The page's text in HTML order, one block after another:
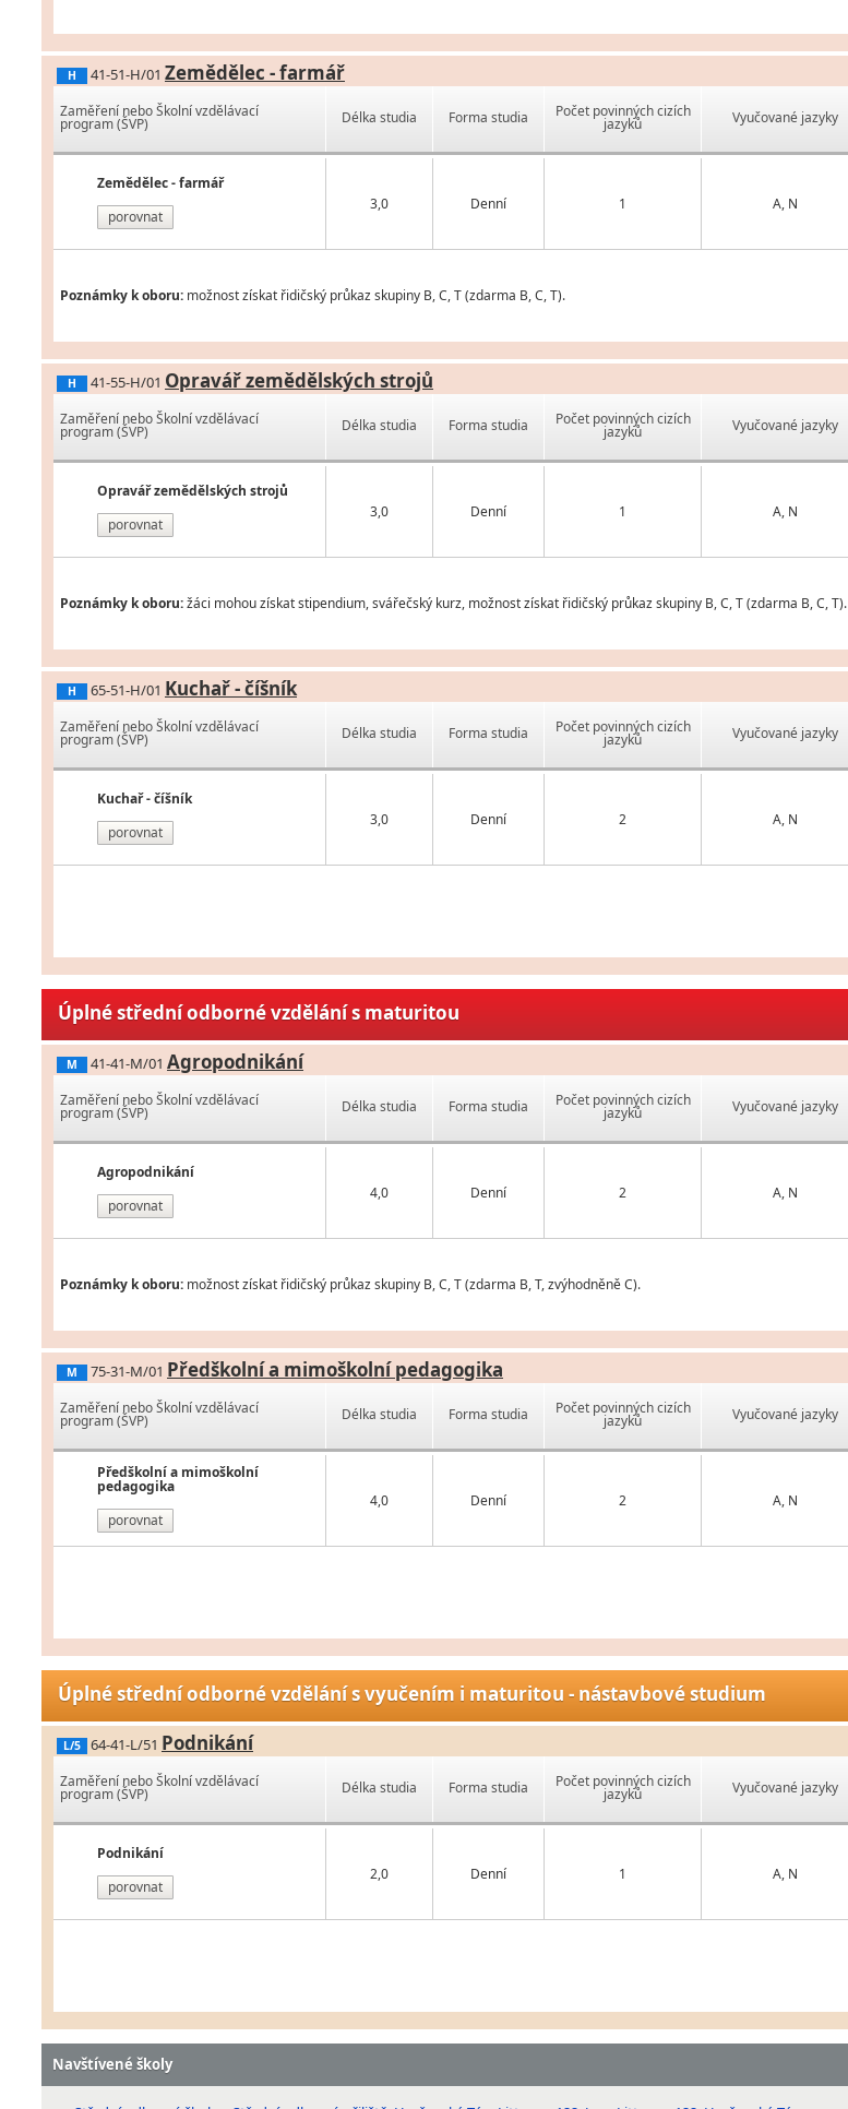
H 41-51-H/01 Zemědělec - farmář
Zaměření nebo Školní vzdělávací
program (ŠVP)
Zemědělec - farmář
porovnat
Délka studia Forma studia Počet povinných cizích
jazyků Vyučované jazyky
3,0 Denní 1 A, N
Poznámky k oboru: možnost získat řidičský průkaz skupiny B, C, T (zdarma B, C, T).
H 41-55-H/01 Opravář zemědělských strojů
Zaměření nebo Školní vzdělávací
program (ŠVP)
Opravář zemědělských strojů
porovnat
Délka studia Forma studia Počet povinných cizích
jazyků Vyučované jazyky
3,0 Denní 1 A, N
Poznámky k oboru:žáci mohou získat stipendium, svářečský kurz, možnost získat řidičský průkaz skupiny B, C, T (zdarma B, C, T).
H 65-51-H/01 Kuchař - číšník
Zaměření nebo Školní vzdělávací
program (ŠVP)
Kuchař - číšník
porovnat
Délka studia Forma studia Počet povinných cizích
jazyků Vyučované jazyky
3,0 Denní 2 A, N
Úplné střední odborné vzdělání s maturitou
M 41-41-M/01 Agropodnikání
Zaměření nebo Školní vzdělávací
program (ŠVP)
Agropodnikání
porovnat
Délka studia Forma studia Počet povinných cizích
jazyků Vyučované jazyky
4,0 Denní 2 A, N
Poznámky k oboru: možnost získat řidičský průkaz skupiny B, C, T (zdarma B, T, zvýhodněně C).
M 75-31-M/01 Předškolní a mimoškolní pedagogika
Zaměření nebo Školní vzdělávací
program (ŠVP)
Předškolní a mimoškolní
pedagogika
porovnat
Délka studia Forma studia Počet povinných cizích
jazyků Vyučované jazyky
4,0 Denní 2 A, N
Úplné střední odborné vzdělání s vyučením i maturitou - nástavbové studium
L/5 64-41-L/51 Podnikání
Zaměření nebo Školní vzdělávací
program (ŠVP)
Podnikání
porovnat
Délka studia Forma studia Počet povinných cizích
jazyků Vyučované jazyky
2,0 Denní 1 A, N
Navštívené školy